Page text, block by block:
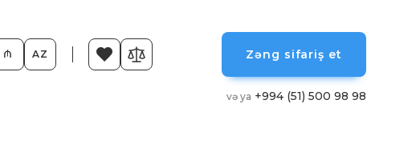
₼ AZ Zəng sifariş et
və ya +994 (51) 500 98 98